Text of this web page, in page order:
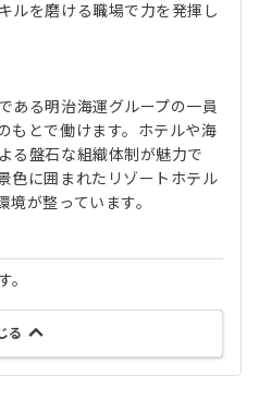
ルを磨ける職場で力を発揮し
ある明治海運グループの一員
もとで働けます。ホテルや海
る盤石な組織体制が魅力で
色に囲まれたリゾートホテル
境が整っています。
。
る